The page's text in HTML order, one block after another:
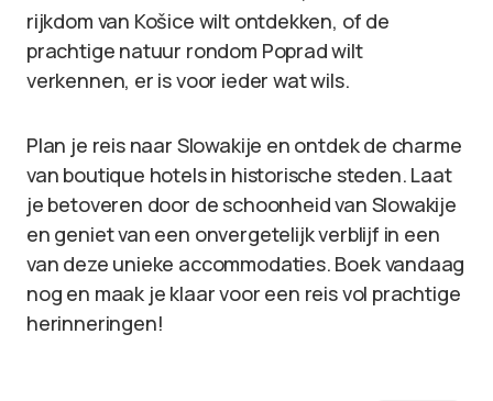
rijkdom van Košice wilt ontdekken, of de
prachtige natuur rondom Poprad wilt
verkennen, er is voor ieder wat wils.
Plan je reis naar Slowakije en ontdek de charme
van boutique hotels in historische steden. Laat
je betoveren door de schoonheid van Slowakije
en geniet van een onvergetelijk verblijf in een
van deze unieke accommodaties. Boek vandaag
nog en maak je klaar voor een reis vol prachtige
herinneringen!